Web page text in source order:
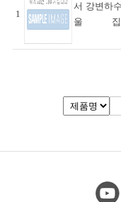
1
서
울
강변하